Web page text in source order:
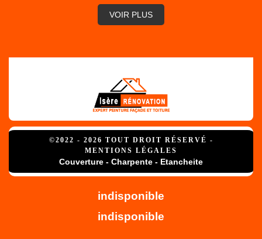
VOIR PLUS
©2022 - 2026 TOUT DROIT RÉSERVÉ -
MENTIONS LÉGALES
Couverture - Charpente - Etancheite
indisponible
indisponible